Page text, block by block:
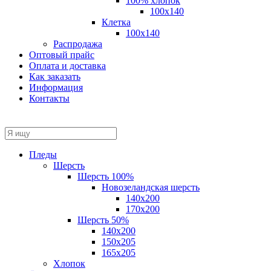
100x140
Клетка
100х140
Распродажа
Оптовый прайс
Оплата и доставка
Как заказать
Информация
Контакты
Пледы
Шерсть
Шерсть 100%
Новозеландская шерсть
140х200
170x200
Шерсть 50%
140x200
150х205
165х205
Хлопок